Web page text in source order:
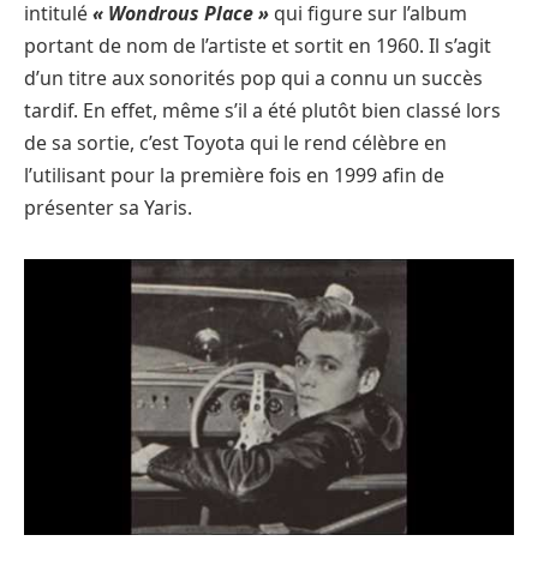
intitulé« Wondrous Place » qui figure sur l’album
portant de nom de l’artiste et sortit en 1960. Il s’agit
d’un titre aux sonorités pop qui a connu un succès
tardif. En effet, même s’il a été plutôt bien classé lors
de sa sortie, c’est Toyota qui le rend célèbre en
l’utilisant pour la première fois en 1999 afin de
présenter sa Yaris.